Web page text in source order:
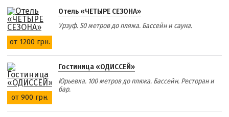
от 1200 грн.
Отель «ЧЕТЫРЕ СЕЗОНА»
Урзуф. 50 метров до пляжа. Бассейн и сауна.
от 900 грн.
Гостиница «ОДИССЕЙ»
Юрьевка. 100 метров до пляжа. Бассейн. Ресторан и
бар.